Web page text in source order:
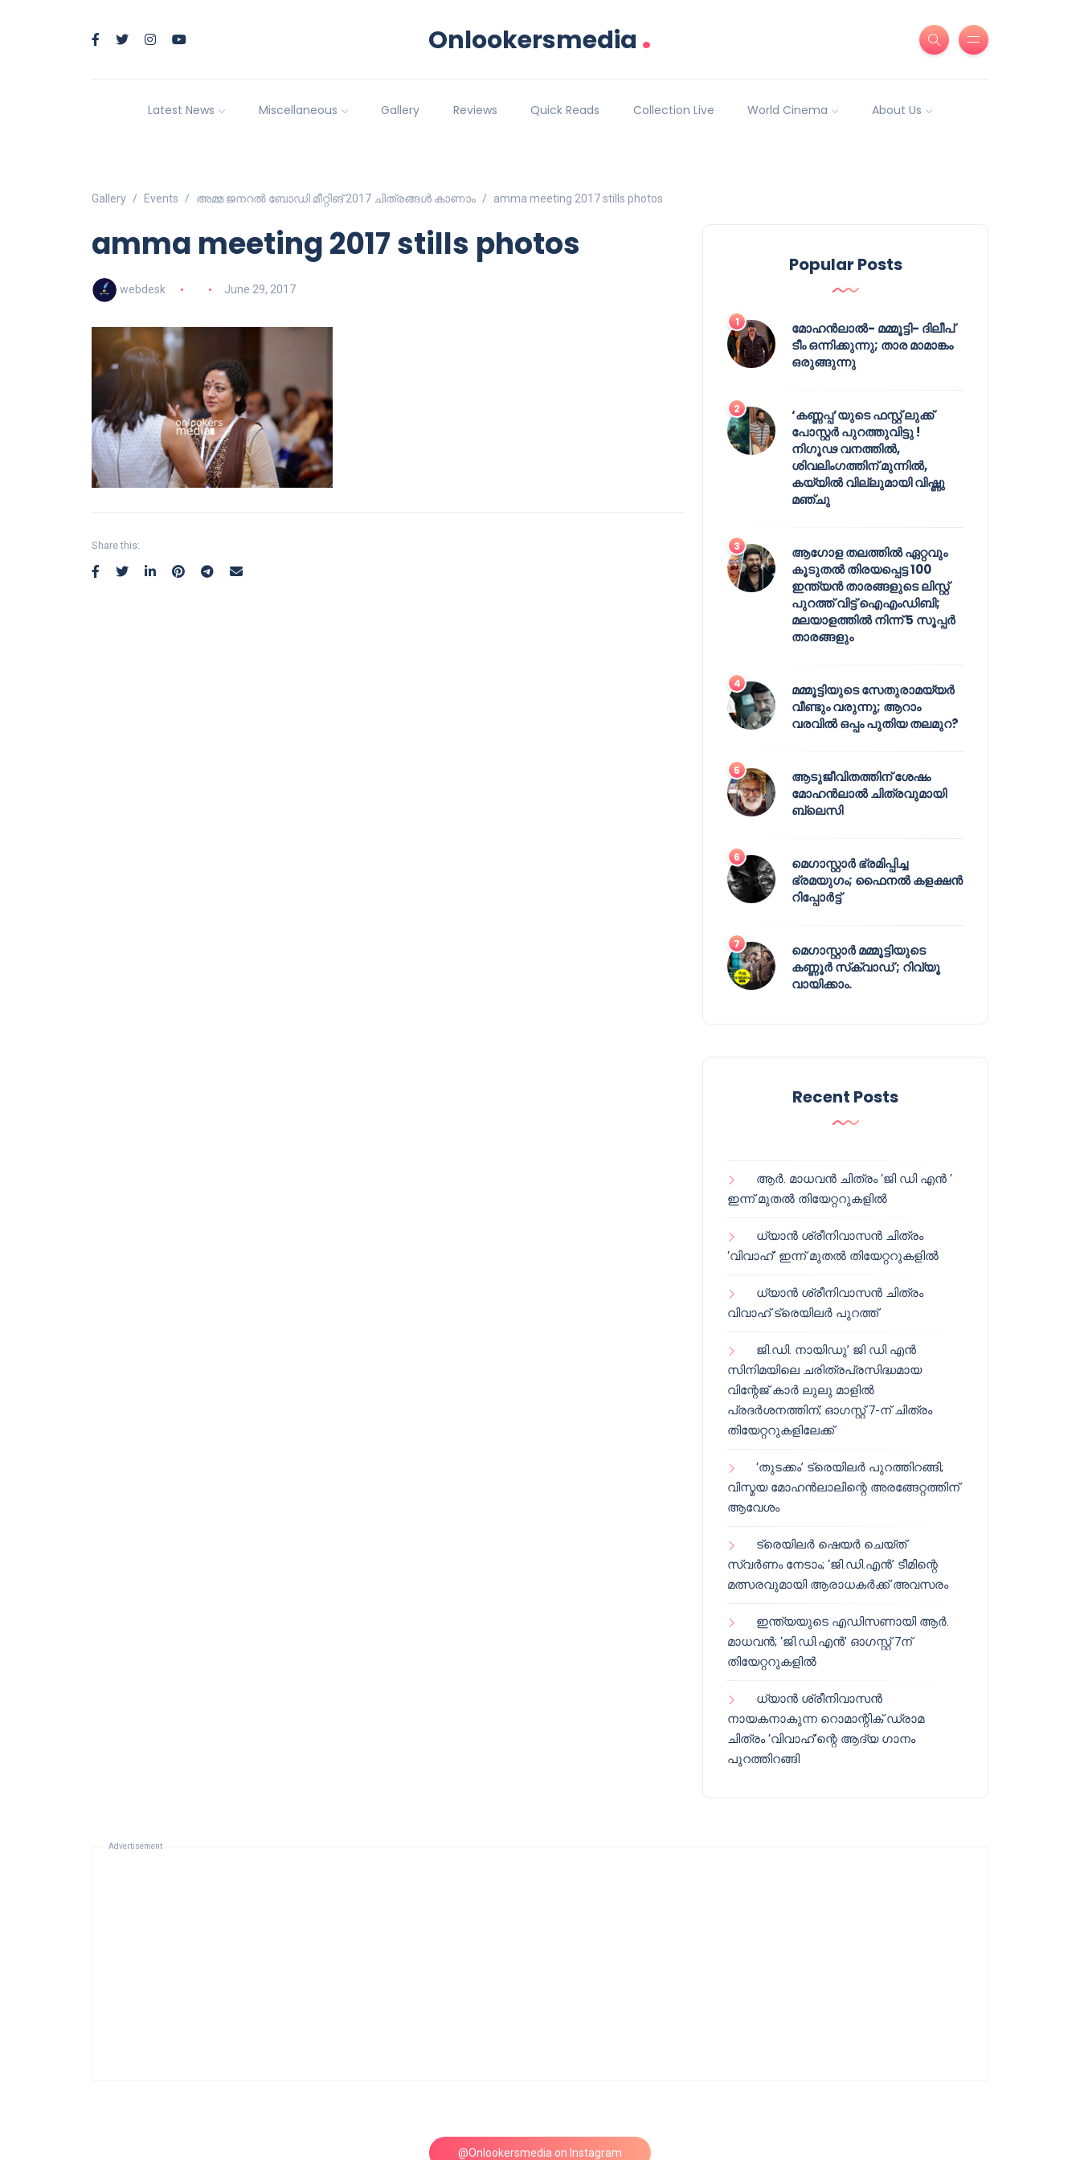
Onlookersmedia .
Latest News Miscellaneous Gallery Reviews Quick Reads Collection Live World Cinema About Us
Gallery Events അമ്മ ജനറല്‍ ബോഡി മീറ്റിങ് 2017 ചിത്രങ്ങള്‍ കാണാം amma meeting 2017 stills photos
amma meeting 2017 stills photos
webdesk June 29, 2017
Share this:
Popular Posts
മോഹൻലാൽ- മമ്മൂട്ടി- ദിലീപ്
ടീം ഒന്നിക്കുന്നു; താര മാമാങ്കം
ഒരുങ്ങുന്നു
‘കണ്ണപ്പ’യുടെ ഫസ്റ്റ് ലുക്ക്
പോസ്റ്റർ പുറത്തുവിട്ടു !
നിഗൂഢ വനത്തിൽ,
ശിവലിംഗത്തിന് മുന്നിൽ,
കയ്യിൽ വില്ലുമായി വിഷ്ണു
മഞ്ചു
ആഗോള തലത്തിൽ ഏറ്റവും
കൂടുതൽ തിരയപ്പെട്ട 100
ഇന്ത്യൻ താരങ്ങളുടെ ലിസ്റ്റ്
പുറത്ത് വിട്ട് ഐഎംഡിബി;
മലയാളത്തിൽ നിന്ന് 5 സൂപ്പർ
താരങ്ങളും
മമ്മൂട്ടിയുടെ സേതുരാമയ്യർ
വീണ്ടും വരുന്നു; ആറാം
വരവിൽ ഒപ്പം പുതിയ തലമുറ?
ആടുജീവിതത്തിന് ശേഷം
മോഹൻലാൽ ചിത്രവുമായി
ബ്ലെസി
മെഗാസ്റ്റാർ ഭ്രമിപ്പിച്ച
ഭ്രമയുഗം; ഫൈനൽ കളക്ഷൻ
റിപ്പോർട്ട്
മെഗാസ്റ്റാർ മമ്മൂട്ടിയുടെ
കണ്ണൂർ സ്‌ക്വാഡ് ; റിവ്യൂ
വായിക്കാം.
Recent Posts
ആർ. മാധവൻ ചിത്രം ‘ജി ഡി എൻ ‘
ഇന്ന് മുതൽ തിയേറ്ററുകളിൽ
ധ്യാൻ ശ്രീനിവാസൻ ചിത്രം
‘വിവാഹ്’ ഇന്ന് മുതൽ തിയേറ്ററുകളിൽ
ധ്യാൻ ശ്രീനിവാസൻ ചിത്രം
വിവാഹ് ട്രെയിലർ പുറത്ത്
ജി.ഡി. നായിഡു’ ജി ഡി എൻ
സിനിമയിലെ ചരിത്രപ്രസിദ്ധമായ
വിന്റേജ് കാർ ലുലു മാളിൽ
പ്രദർശനത്തിന്; ഓഗസ്റ്റ് 7-ന് ചിത്രം
തിയേറ്ററുകളിലേക്ക്
‘തുടക്കം’ ട്രെയിലർ പുറത്തിറങ്ങി;
വിസ്മയ മോഹൻലാലിന്റെ അരങ്ങേറ്റത്തിന്
ആവേശം
ട്രെയിലർ ഷെയർ ചെയ്‌ത്
സ്വർണം നേടാം; ‘ജി.ഡി.എൻ’ ടീമിന്റെ
മത്സരവുമായി ആരാധകർക്ക് അവസരം
ഇന്ത്യയുടെ എഡിസണായി ആർ.
മാധവൻ; ‘ജി.ഡി.എൻ’ ഓഗസ്റ്റ് 7ന്
തിയേറ്ററുകളിൽ
ധ്യാൻ ശ്രീനിവാസൻ
നായകനാകുന്ന റൊമാന്റിക് ഡ്രാമ
ചിത്രം ‘വിവാഹ്’ന്റെ ആദ്യ ഗാനം
പുറത്തിറങ്ങി
Advertisement
@Onlookersmedia on Instagram
Follow on Instagram